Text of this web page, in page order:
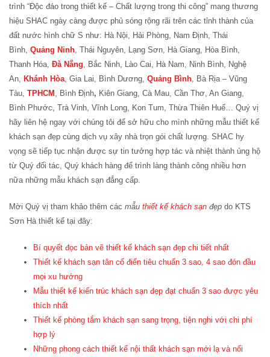
trình “Độc đáo trong thiết kế – Chất lượng trong thi công” mang thương
hiệu SHAC ngày càng được phủ sóng rộng rãi trên các tỉnh thành của
đất nước hình chữ S như: Hà Nội, Hải Phòng, Nam Định, Thái
Bình, Quảng Ninh , Thái Nguyên, Lạng Sơn, Hà Giang, Hòa Bình,
Thanh Hóa, Đà Nẵng , Bắc Ninh, Lào Cai, Hà Nam, Ninh Bình, Nghệ
An,
Khánh Hòa , Gia Lai, Bình Dương, Quảng Bình , Bà Rịa – Vũng
Tàu, TPHCM , Bình Định, Kiên Giang, Cà Mau, Cần Thơ, An Giang,
Bình Phước, Trà Vinh, Vĩnh Long, Kon Tum, Thừa Thiên Huế… Quý vị
hãy liên hệ ngay với chúng tôi để sở hữu cho mình những mẫu thiết kế
khách sạn đẹp cùng dịch vụ xây nhà trọn gói chất lượng. SHAC hy
vọng sẽ tiếp tục nhận được sự tin tưởng hợp tác và nhiệt thành ủng hộ
từ Quý đối tác, Quý khách hàng để trình làng thành công nhiều hơn
nữa những mẫu khách sạn đẳng cấp.
Mời Quý vị tham khảo thêm các mẫu thiết kế khách sạn đẹp do KTS
Sơn Hà thiết kế tại đây:
Bí quyết đọc bản vẽ thiết kế khách sạn đẹp chi tiết nhất
Thiết kế khách sạn tân cổ điển tiêu chuẩn 3 sao, 4 sao đón đầu
mọi xu hướng
Mẫu thiết kế kiến trúc khách sạn đẹp đạt chuẩn 3 sao được yêu
thích nhất
Thiết kế phòng tắm khách sạn sang trọng, tiện nghi với chi phí
hợp lý
Những phong cách thiết kế nội thất khách sạn mới lạ và nổi